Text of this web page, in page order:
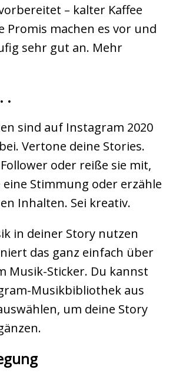
– kalter Kaffee
Promis machen es vor und
sehr gut an. Mehr
.
sind auf Instagram 2020
Vertone deine Stories.
oder reiße sie mit,
Stimmung oder erzähle
Inhalten. Sei kreativ.
in deiner Story nutzen
das ganz einfach über
Musik-Sticker. Du kannst
Musikbibliothek aus
um deine Story